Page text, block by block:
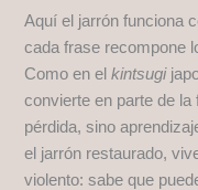
Aquí el jarrón funciona
cada frase recompone
Como en elkintsugi
convierte en parte de
pérdida, sino
el jarrón restaurado,
violento: sabe que